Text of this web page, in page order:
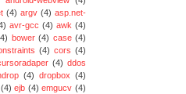
(4) argv (4) asp.net-
avr-gcc (4) awk (4)
bower (4) case (4)
(4) cors (4)
(4) ddos
(4) dropbox (4)
(4) ejb (4) emgucv (4)